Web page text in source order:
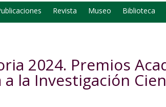
Revista Museo Biblioteca
2024. Premios
la Investigación